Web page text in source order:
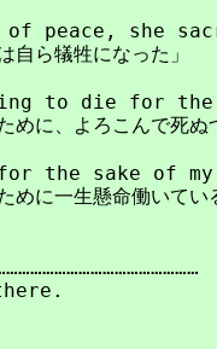
peace, she
ら犠牲になった」
to die for the
、よろこんで死ぬ
the sake of
一生懸命働いてい